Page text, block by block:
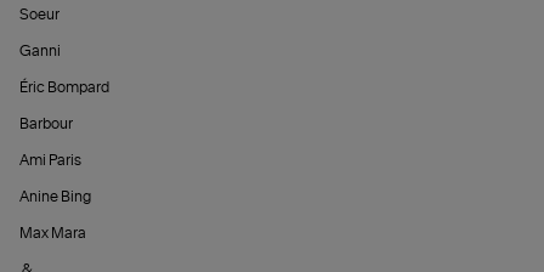
Soeur
Ganni
Éric Bompard
Barbour
Ami Paris
Anine Bing
Max Mara